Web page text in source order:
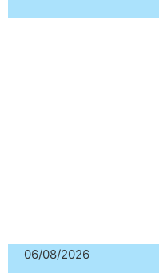
06/08/2026